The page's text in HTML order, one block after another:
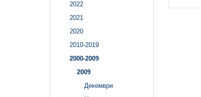
2022
2021
2020
2010-2019
2000-2009
2009
Декември